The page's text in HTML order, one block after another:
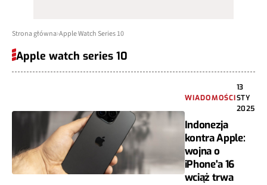
Strona główna Apple Watch Series 10
Apple watch series 10
WIADOMOŚCI
13
STY
2025
Indonezja
kontra Apple:
wojna o
iPhone'a 16
wciąż trwa